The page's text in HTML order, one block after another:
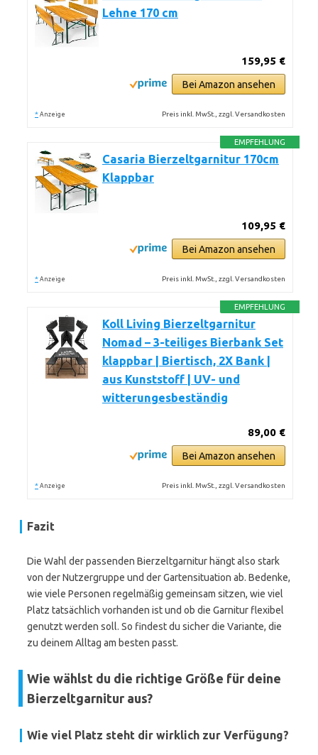
Lehne 170 cm
159,95 €
Bei Amazon ansehen
* Anzeige Preis inkl. MwSt., zzgl. Versandkosten
EMPFEHLUNG
Casaria Bierzeltgarnitur 170cm
Klappbar
109,95 €
Bei Amazon ansehen
* Anzeige Preis inkl. MwSt., zzgl. Versandkosten
EMPFEHLUNG
Koll Living Bierzeltgarnitur
Nomad – 3-teiliges Bierbank Set
klappbar | Biertisch, 2X Bank |
aus Kunststoff | UV- und
witterungesbeständig
89,00 €
Bei Amazon ansehen
* Anzeige Preis inkl. MwSt., zzgl. Versandkosten
Fazit
Die Wahl der passenden Bierzeltgarnitur hängt also stark
von der Nutzergruppe und der Gartensituation ab. Bedenke,
wie viele Personen regelmäßig gemeinsam sitzen, wie viel
Platz tatsächlich vorhanden ist und ob die Garnitur flexibel
genutzt werden soll. So findest du sicher die Variante, die
zu deinem Alltag am besten passt.
Wie wählst du die richtige Größe für deine
Bierzeltgarnitur aus?
Wie viel Platz steht dir wirklich zur Verfügung?